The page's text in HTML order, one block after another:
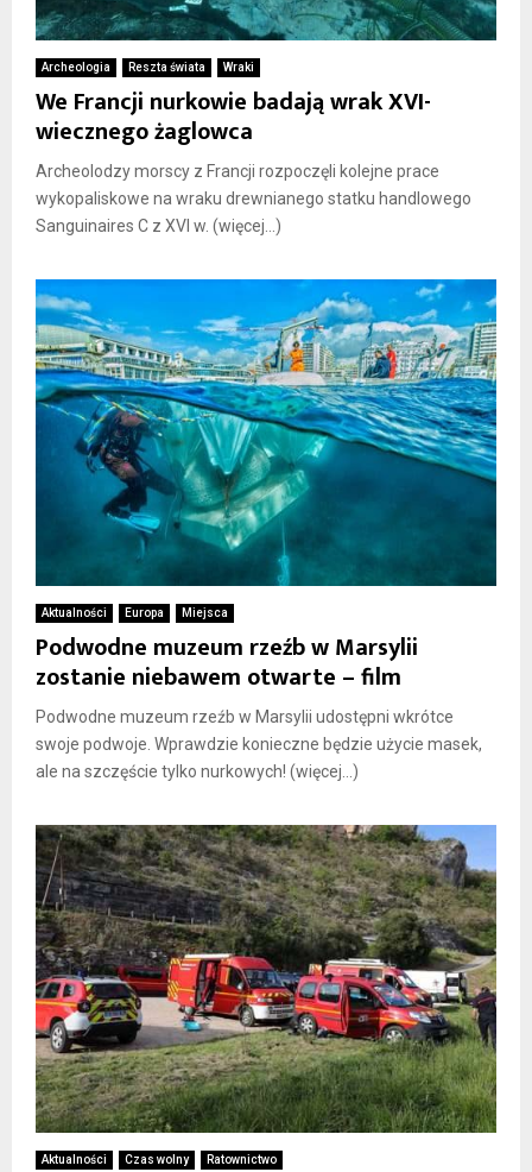
Archeologia Reszta świata Wraki
We Francji nurkowie badają wrak XVI-
wiecznego żaglowca
Archeolodzy morscy z Francji rozpoczęli kolejne prace
wykopaliskowe na wraku drewnianego statku handlowego
Sanguinaires C z XVI w. (więcej…)
Aktualności Europa Miejsca
Podwodne muzeum rzeźb w Marsylii
zostanie niebawem otwarte – film
Podwodne muzeum rzeźb w Marsylii udostępni wkrótce
swoje podwoje. Wprawdzie konieczne będzie użycie masek,
ale na szczęście tylko nurkowych! (więcej…)
Aktualności Czas wolny Ratownictwo